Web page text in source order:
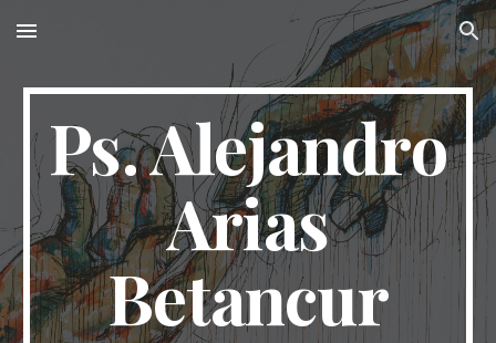
Skip to main content Skip to navigation
Ps. Alejandro
Arias
Betancur